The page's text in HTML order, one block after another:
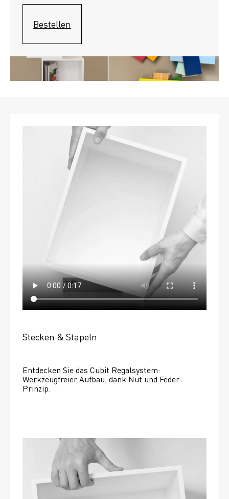
Bestellen
Stecken & Stapeln
Entdecken Sie das Cubit Regalsystem:
Werkzeugfreier Aufbau, dank Nut und Feder-
Prinzip.